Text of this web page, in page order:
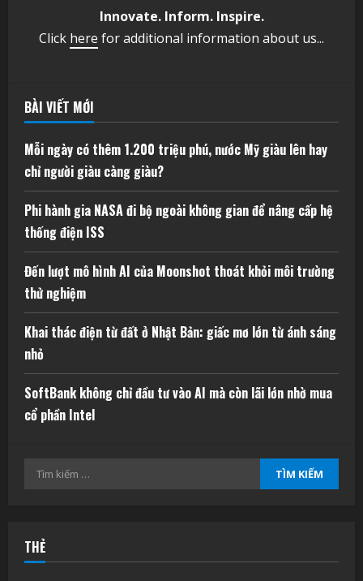
Innovate. Inform. Inspire.
Click here for additional information about us...
BÀI VIẾT MỚI
Mỗi ngày có thêm 1.200 triệu phú, nước Mỹ giàu lên hay
chỉ người giàu càng giàu?
Phi hành gia NASA đi bộ ngoài không gian để nâng cấp hệ
thống điện ISS
Đến lượt mô hình AI của Moonshot thoát khỏi môi trường
thử nghiệm
Khai thác điện từ đất ở Nhật Bản: giấc mơ lớn từ ánh sáng
nhỏ
SoftBank không chỉ đầu tư vào AI mà còn lãi lớn nhờ mua
cổ phần Intel
Tìm
THẺ